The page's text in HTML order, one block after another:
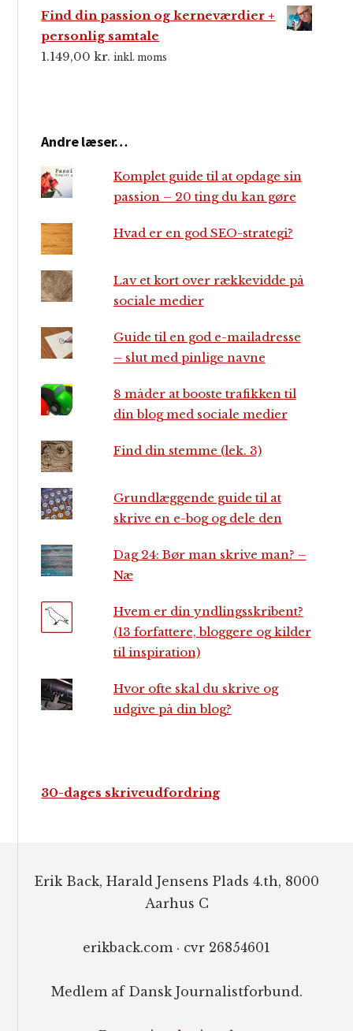
Find din passion og kerneværdier +
personlig samtale
1.149,00kr. inkl. moms
Andre læser…
Komplet guide til at opdage sin
passion – 20 ting du kan gøre
Hvad er en god SEO-strategi?
Lav et kort over rækkevidde på
sociale medier
Guide til en god e-mailadresse
– slut med pinlige navne
8 måder at booste trafikken til
din blog med sociale medier
Find din stemme (lek. 3)
Grundlæggende guide til at
skrive en e-bog og dele den
Dag 24: Bør man skrive man? –
Næ
Hvem er din yndlingsskribent?
(13 forfattere, bloggere og kilder
til inspiration)
Hvor ofte skal du skrive og
udgive på din blog?
30-dages skriveudfordring
Erik Back, Harald Jensens Plads 4.th, 8000
Aarhus C
erikback.com · cvr 26854601
Medlem af Dansk Journalistforbund.